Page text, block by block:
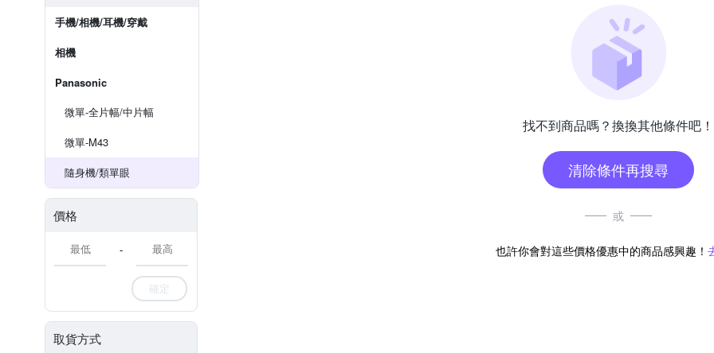
手機/相機/耳機/穿戴
相機
Panasonic
微單-全片幅/中片幅
微單-M43
隨身機/類單眼
價格
-
確定
取貨方式
找不到商品嗎？換換其他條件吧！
清除條件再搜尋
或
也許你會對這些價格優惠中的商品感興趣！